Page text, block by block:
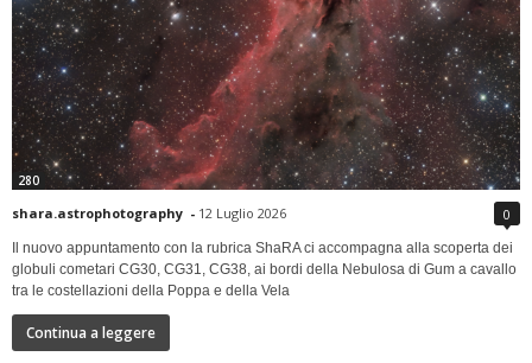
280
shara.astrophotography - 12 Luglio 2026 0
Il nuovo appuntamento con la rubrica ShaRA ci accompagna alla scoperta dei
globuli cometari CG30, CG31, CG38, ai bordi della Nebulosa di Gum a cavallo
tra le costellazioni della Poppa e della Vela
Continua a leggere